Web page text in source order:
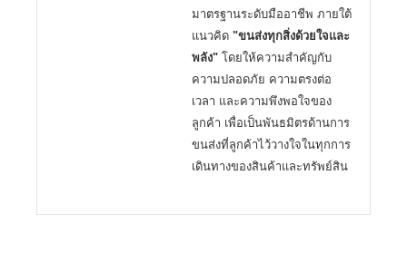
มาตรฐานระดับมืออาชีพ ภายใต้
แนวคิด "ขนส่งทุกสิ่งด้วยใจและ
พลัง" โดยให้ความสำคัญกับ
ความปลอดภัย ความตรงต่อ
เวลา และความพึงพอใจของ
ลูกค้า เพื่อเป็นพันธมิตรด้านการ
ขนส่งที่ลูกค้าไว้วางใจในทุกการ
เดินทางของสินค้าและทรัพย์สิน